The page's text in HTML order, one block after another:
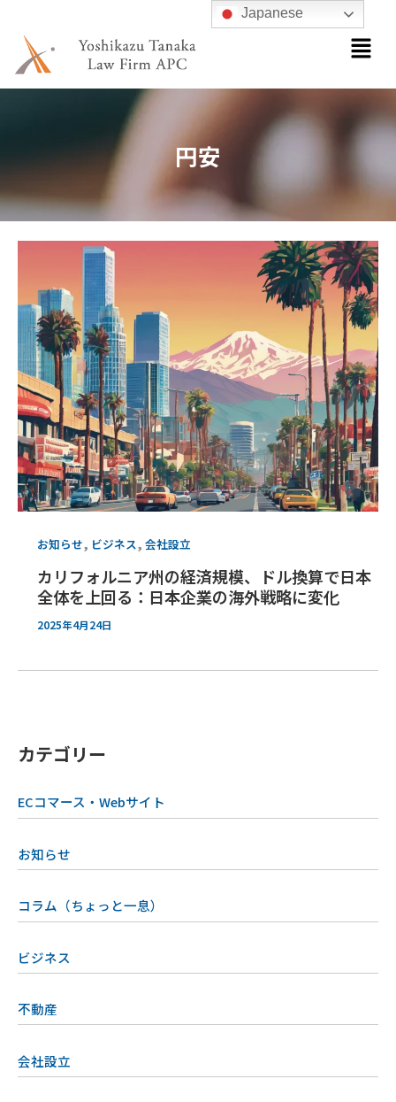
メ
ニ
ー
円安
お知らせ, ビジネス, 会社設立
カリフォルニア州の経済規模、ドル換算で日本
全体を上回る：日本企業の海外戦略に変化
2025年4月24日
カテゴリー
ECコマース・Webサイト
お知らせ
コラム（ちょっと一息）
ビジネス
不動産
会社設立
Japanese